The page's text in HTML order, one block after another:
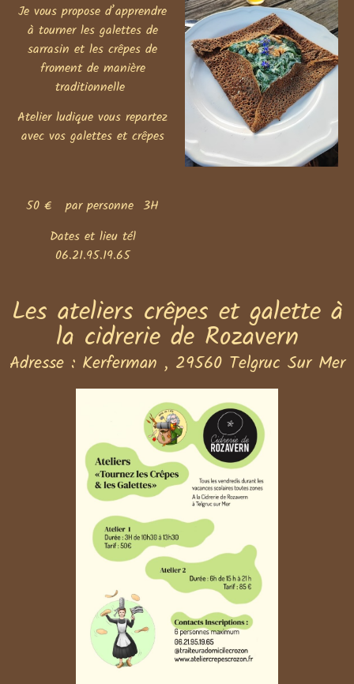
Je vous propose d’apprendre
à tourner les galettes de
sarrasin et les crêpes de
froment de manière
traditionnelle
Atelier ludique vous repartez
avec vos galettes et crêpes
50 € par personne 3H
Dates et lieu tél
06.21.95.19.65
Les ateliers crêpes et galette à
la cidrerie de Rozavern
Adresse : Kerferman , 29560 Telgruc Sur Mer